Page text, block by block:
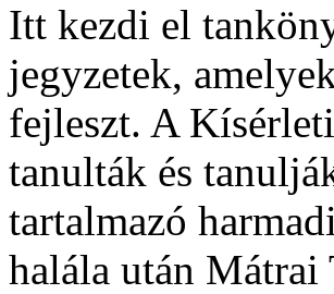
Itt kezdi el
jegyzetek,
fejleszt. A
tanulták és
tartalmazó
halála után